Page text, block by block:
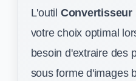
L'outil Convertisseur
votre choix optimal
besoin d'extraire des
sous forme d'images